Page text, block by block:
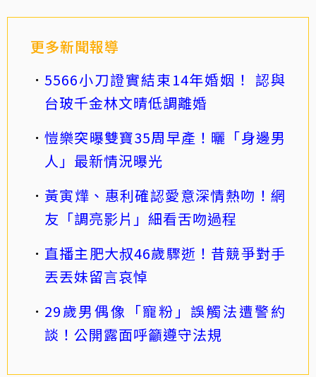
更多新聞報導
5566小刀證實結束14年婚姻！ 認與
台玻千金林文晴低調離婚
愷樂突曝雙寶35周早產！曬「身邊男
人」最新情況曝光
黃寅燁、惠利確認愛意深情熱吻！網
友「調亮影片」細看舌吻過程
直播主肥大叔46歲驟逝！昔競爭對手
丟丟妹留言哀悼
29歲男偶像「寵粉」誤觸法遭警約
談！公開露面呼籲遵守法規